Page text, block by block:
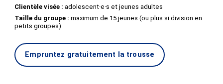
Clientèle visée : adolescent·e·s et jeunes adultes
Taille du groupe : maximum de 15 jeunes (ou plus si division en
petits groupes)
Empruntez gratuitement la trousse